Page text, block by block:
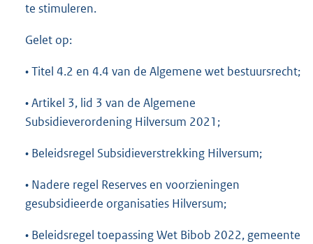
te stimuleren.
Gelet op:
• Titel 4.2 en 4.4 van de Algemene wet bestuursrecht;
• Artikel 3, lid 3 van de Algemene
Subsidieverordening Hilversum 2021;
• Beleidsregel Subsidieverstrekking Hilversum;
• Nadere regel Reserves en voorzieningen
gesubsidieerde organisaties Hilversum;
• Beleidsregel toepassing Wet Bibob 2022, gemeente